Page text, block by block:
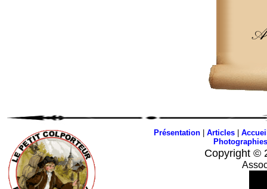
Présentation| Articles|
Photographies
Copyright ©